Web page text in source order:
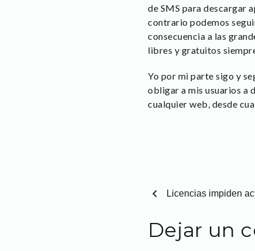
de SMS para descargar
contrario podemos
consecuencia a las
libres y gratuitos
Yo por mi parte sigo y
obligar a mis usuarios a
cualquier web, desde
chevron_left Licencias impiden
Dejar un